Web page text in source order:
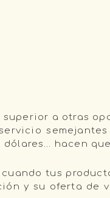
a otras
semejantes
hacen
tus
y su oferta de